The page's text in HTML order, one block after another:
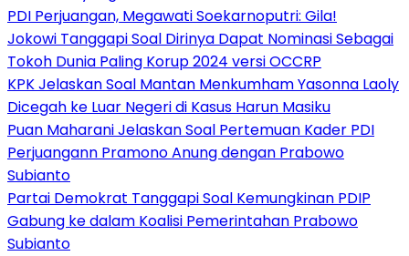
PDI Perjuangan, Megawati Soekarnoputri: Gila!
Jokowi Tanggapi Soal Dirinya Dapat Nominasi Sebagai
Tokoh Dunia Paling Korup 2024 versi OCCRP
KPK Jelaskan Soal Mantan Menkumham Yasonna Laoly
Dicegah ke Luar Negeri di Kasus Harun Masiku
Puan Maharani Jelaskan Soal Pertemuan Kader PDI
Perjuangann Pramono Anung dengan Prabowo
Subianto
Partai Demokrat Tanggapi Soal Kemungkinan PDIP
Gabung ke dalam Koalisi Pemerintahan Prabowo
Subianto